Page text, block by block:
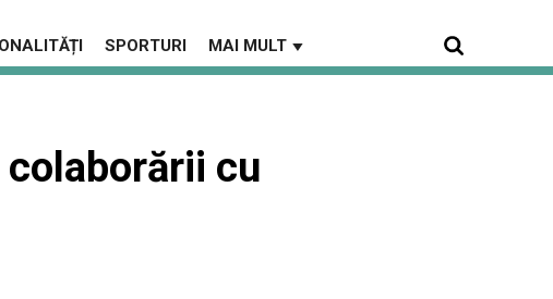
SPORTURI MAI MULT ▼
cu